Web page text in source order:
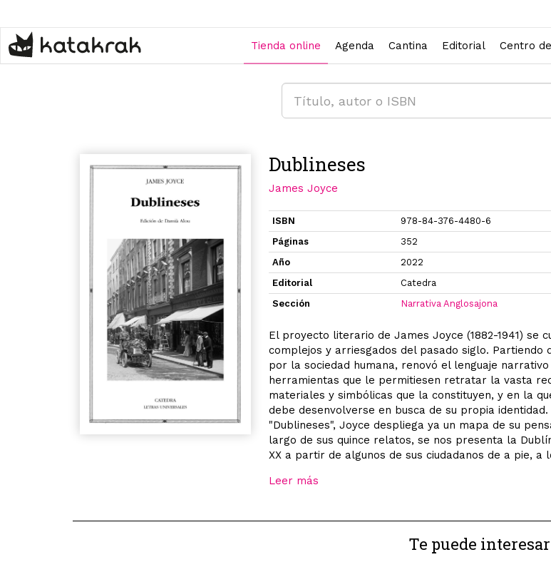
contenido
principal
Tienda online Agenda Cantina Editorial Centro
Dublineses
James Joyce
ISBN
978-84-376-4480-6
Páginas
352
Año
2022
Editorial
Catedra
Sección
Narrativa Anglosajona
El proyecto literario de James Joyce (1882-1941) se
complejos y arriesgados del pasado siglo. Partiendo
por la sociedad humana, renovó el lenguaje
herramientas que le permitiesen retratar la vasta
materiales y simbólicas que la constituyen, y en la
debe desenvolverse en busca de su propia
"Dublineses", Joyce despliega ya un mapa de su
largo de sus quince relatos, se nos presenta la
XX a partir de algunos de sus ciudadanos de a pie, a
Leer más
Te puede interesar